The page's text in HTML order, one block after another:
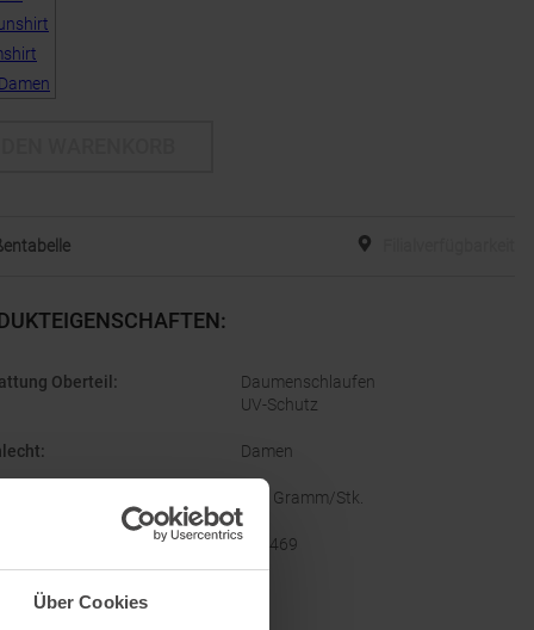
Über Cookies
:
Oberteil :
Daumenschlaufen
UV-Schutz
: Damen
265 Gramm/Stk.
623469